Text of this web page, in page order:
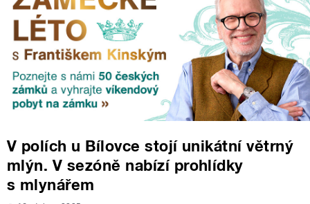
V polích u Bílovce stojí unikátní větrný
mlýn. V sezóně nabízí prohlídky
s mlynářem